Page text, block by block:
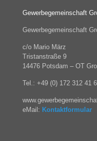
Gewerbegemeinschaft
Gewerbegemeinschaft
c/o Mario März
Tristanstraße 9
14476 Potsdam – OT
Tel.: +49 (0) 172 312 41
eMail: Kontaktformular